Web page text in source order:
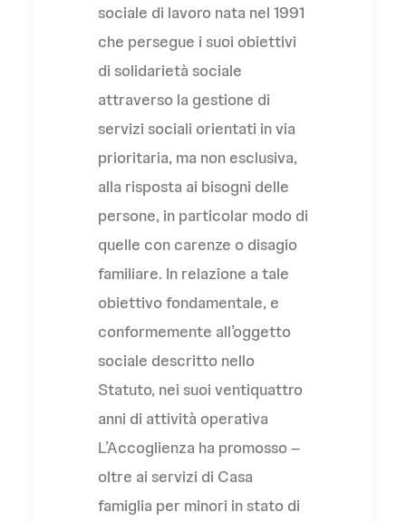
sociale di lavoro nata nel 1991
che persegue i suoi obiettivi
di solidarietà sociale
attraverso la gestione di
servizi sociali orientati in via
prioritaria, ma non esclusiva,
alla risposta ai bisogni delle
persone, in particolar modo di
quelle con carenze o disagio
familiare. In relazione a tale
obiettivo fondamentale, e
conformemente all’oggetto
sociale descritto nello
Statuto, nei suoi ventiquattro
anni di attività operativa
L’Accoglienza ha promosso –
oltre ai servizi di Casa
famiglia per minori in stato di